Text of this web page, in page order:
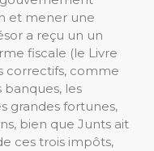
et mener une
a reçu un un
fiscale (le Livre
correctifs, comme
banques, les
grandes fortunes,
bien que Junts ait
ces trois impôts,